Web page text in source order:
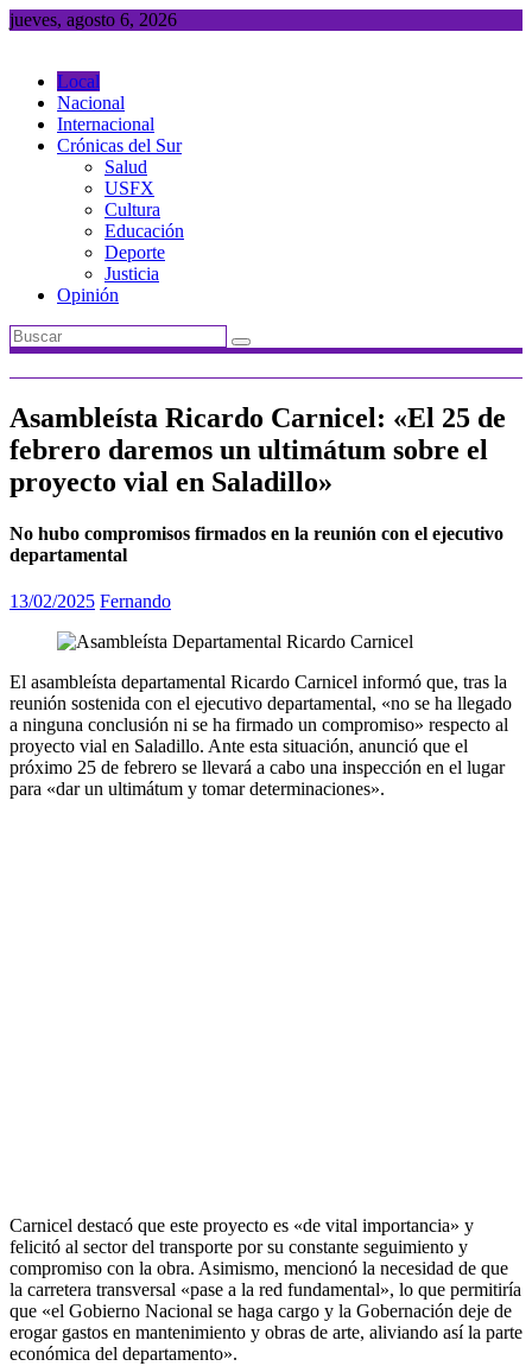
Saltar
jueves, agosto 6, 2026
Local
Nacional
Internacional
Crónicas del Sur
Salud
USFX
Cultura
Educación
Deporte
Justicia
Opinión
Asambleísta Ricardo Carnicel: «El 25 de
febrero daremos un ultimátum sobre el
proyecto vial en Saladillo»
No hubo compromisos firmados en la reunión con el ejecutivo
departamental
13/02/2025 Fernando
El asambleísta departamental Ricardo Carnicel informó que, tras la
reunión sostenida con el ejecutivo departamental, «no se ha llegado
a ninguna conclusión ni se ha firmado un compromiso» respecto al
proyecto vial en Saladillo. Ante esta situación, anunció que el
próximo 25 de febrero se llevará a cabo una inspección en el lugar
para «dar un ultimátum y tomar determinaciones».
Carnicel destacó que este proyecto es «de vital importancia» y
felicitó al sector del transporte por su constante seguimiento y
compromiso con la obra. Asimismo, mencionó la necesidad de que
la carretera transversal «pase a la red fundamental», lo que permitiría
que «el Gobierno Nacional se haga cargo y la Gobernación deje de
erogar gastos en mantenimiento y obras de arte, aliviando así la parte
económica del departamento».